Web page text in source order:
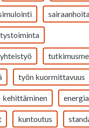
työn kuormittavuus
kehittäminen
kuntoutus